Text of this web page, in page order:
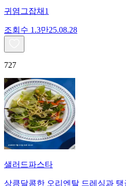
귀염그잡채1
조회수 1.3만25.08.28
727
샐러드파스타
상큼달콤한 오리엔탈 드레싱과